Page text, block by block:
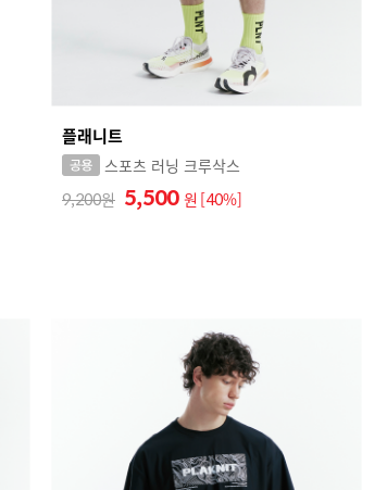
플래니트
스포츠 러닝 크루삭스
9,200
5,500 원 [40%]